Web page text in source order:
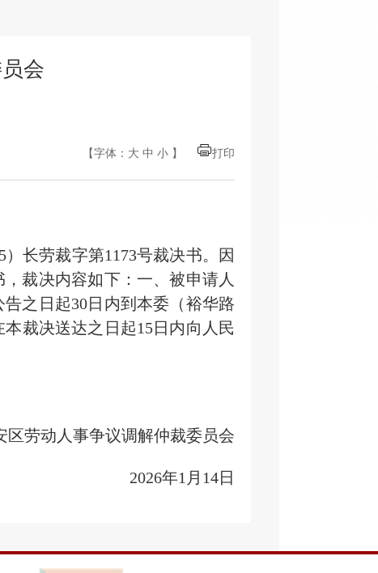
会
【字体： 大 中 小 】 打印
长劳裁字第1173号裁决书。因
裁决内容如下：一、被申请人
之日起30日内到本委（裕华路
裁决送达之日起15日内向人民
区劳动人事争议调解仲裁委员会
2026年1月14日